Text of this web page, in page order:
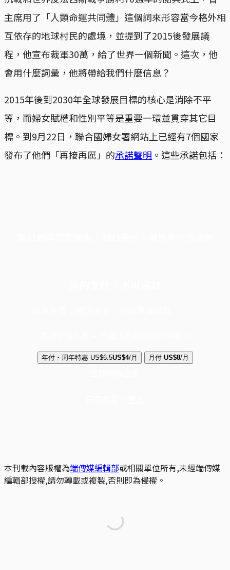
主席用了「人類命運共同體」這個詞來形容當今格外相
互依存的地球村民的處境，並提到了2015後發展議
程，他宣布裁軍30萬，給了世界一個新聞。這次，他
會用什麼詞彙，他將帶給我們什麼信息？
2015年後到2030年全球發展目標的核心是消除不平
等，而婦女賦權和性別平等是重要一環並貫穿其它目
標。到9月22日，聯合國婦女署網站上已經有7個國家
發布了他們「再接再厲」的承諾聲明 。這些承諾包括：
年付・周年特惠 US$6.5US$4/月 月付 US$8/月
本刊載內容版權為端傳媒編輯部或相關單位所有,未經端傳媒
編輯部授權,請勿轉載或複製,否則即為侵權。